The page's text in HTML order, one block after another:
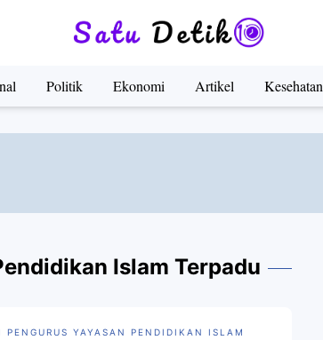
Politik Ekonomi Artikel Kesehatan
Islam Terpadu
PENGURUS YAYASAN PENDIDIKAN ISLAM